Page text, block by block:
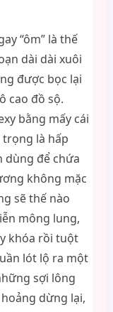
“ôm” là thế
dài dài xuôi
được bọc lại
cao đồ sộ.
bằng mấy cái
là hấp
dùng để chứa
không mặc
sẽ thế nào
mông lung,
khóa rồi tuột
lót lộ ra một
sợi lông
dừng lại,